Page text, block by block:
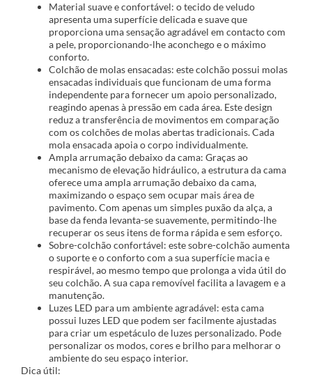
Material suave e confortável: o tecido de veludo
apresenta uma superfície delicada e suave que
proporciona uma sensação agradável em contacto com
a pele, proporcionando-lhe aconchego e o máximo
conforto.
Colchão de molas ensacadas: este colchão possui molas
ensacadas individuais que funcionam de uma forma
independente para fornecer um apoio personalizado,
reagindo apenas à pressão em cada área. Este design
reduz a transferência de movimentos em comparação
com os colchões de molas abertas tradicionais. Cada
mola ensacada apoia o corpo individualmente.
Ampla arrumação debaixo da cama: Graças ao
mecanismo de elevação hidráulico, a estrutura da cama
oferece uma ampla arrumação debaixo da cama,
maximizando o espaço sem ocupar mais área de
pavimento. Com apenas um simples puxão da alça, a
base da fenda levanta-se suavemente, permitindo-lhe
recuperar os seus itens de forma rápida e sem esforço.
Sobre-colchão confortável: este sobre-colchão aumenta
o suporte e o conforto com a sua superfície macia e
respirável, ao mesmo tempo que prolonga a vida útil do
seu colchão. A sua capa removível facilita a lavagem e a
manutenção.
Luzes LED para um ambiente agradável: esta cama
possui luzes LED que podem ser facilmente ajustadas
para criar um espetáculo de luzes personalizado. Pode
personalizar os modos, cores e brilho para melhorar o
ambiente do seu espaço interior.
Dica útil: